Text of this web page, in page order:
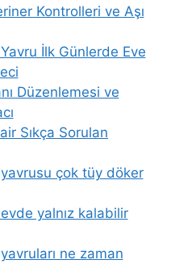
Kontrolleri ve Aşı
İlk Günlerde Eve
Düzenlemesi ve
Sıkça Sorulan
çok tüy döker
yalnız kalabilir
ne zaman